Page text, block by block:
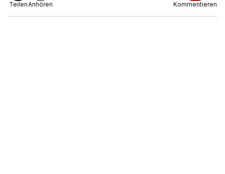
TeilenAnhören Kommentieren